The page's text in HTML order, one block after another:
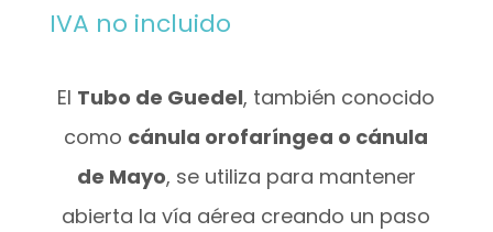
IVA no incluido
El Tubo de Guedel, también conocido
como cánula orofaríngea o cánula
de Mayo, se utiliza para mantener
abierta la vía aérea creando un paso